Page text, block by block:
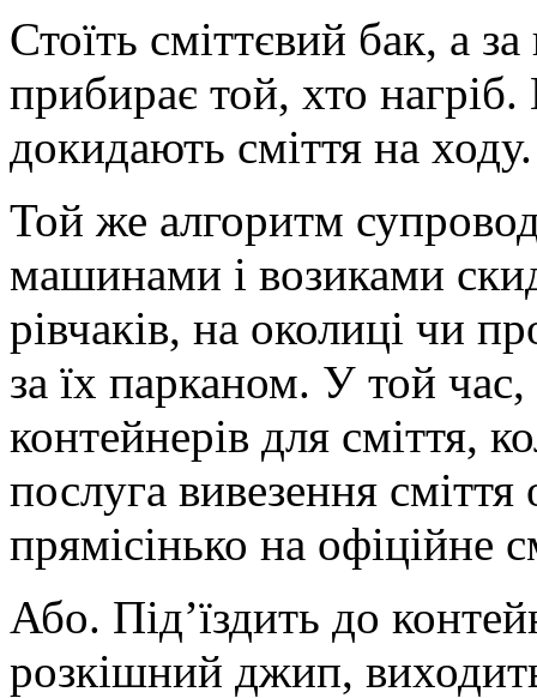
Стоїть сміттєвий бак, а
прибирає той, хто
докидають сміття на ходу.
Той же алгоритм
машинами і возиками
рівчаків, на околиці чи
за їх парканом. У той
контейнерів для сміття,
послуга вивезення
прямісінько на офіційне
Або. Під’їздить до
розкішний джип,